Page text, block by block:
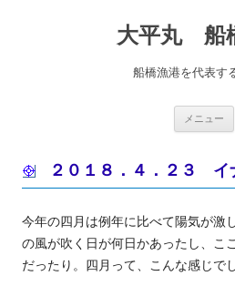
大平丸 船
船橋漁港を代表す
メニュー
２０１８．４．２３ イ
今年の四月は例年に比べて陽気が激
の風が吹く日が何日かあったし、こ
だったり。四月って、こんな感じで